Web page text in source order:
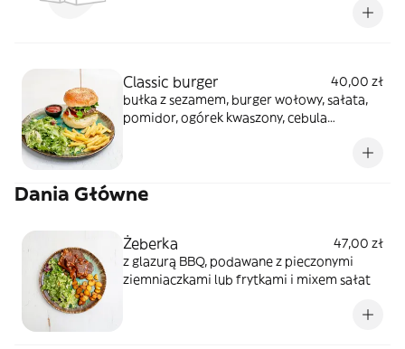
Classic burger
40,00 zł
bułka z sezamem, burger wołowy, sałata,
pomidor, ogórek kwaszony, cebula
Dania Główne
Żeberka
47,00 zł
z glazurą BBQ, podawane z pieczonymi
ziemniaczkami lub frytkami i mixem sałat